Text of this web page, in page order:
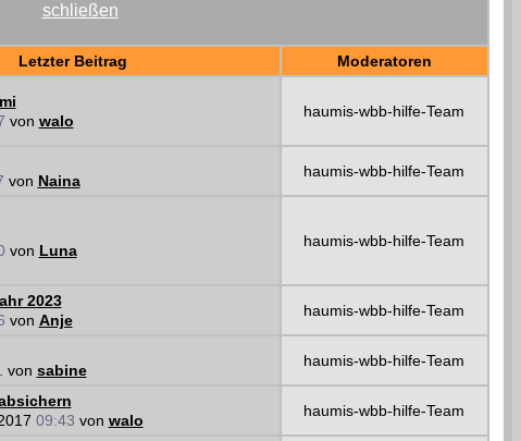
Letzter Beitrag Moderatoren
von walo
haumis-wbb-hilfe-Team
von Naina
haumis-wbb-hilfe-Team
von Luna
haumis-wbb-hilfe-Team
2023
von Anje
haumis-wbb-hilfe-Team
von sabine
haumis-wbb-hilfe-Team
09:43 von walo
haumis-wbb-hilfe-Team